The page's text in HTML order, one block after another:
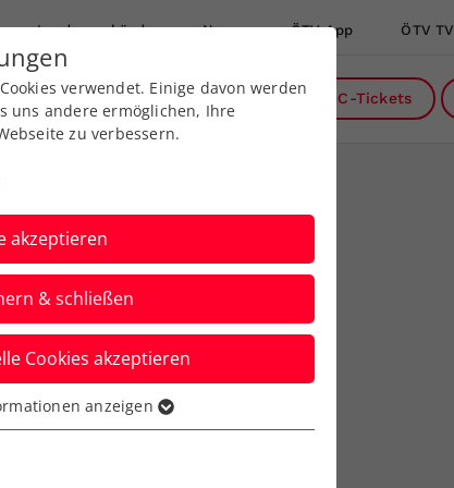
Landesverbände News ÖTV App ÖTV TV
Services Über uns DC-Tickets
Größtes
mit
verwendet. Einige davon werden
uns andere ermöglichen, Ihre
zu verbessern.
akzeptieren
& schließen
Cookies akzeptieren
grundlegende Funktionen der
gewährleistet, dass die Webseite
anzeigen